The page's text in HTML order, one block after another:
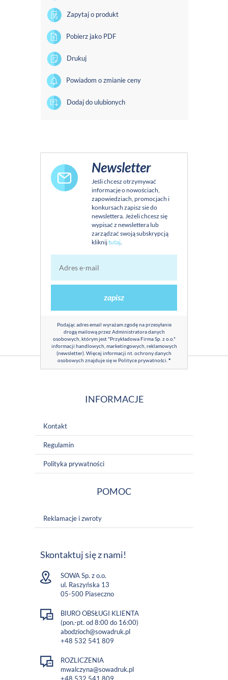
Zapytaj o produkt
Pobierz jako PDF
Drukuj
Powiadom o zmianie ceny
Dodaj do ulubionych
Newsletter
Jeśli chcesz otrzymywać
informacje o nowościach,
zapowiedziach, promocjach i
konkursach zapisz sie do
newslettera. Jeżeli chcesz się
wypisać z newslettera lub
zarządzać swoją subskrypcją
kliknijtutaj
zapisz
Podając adres email wyrażam zgodę na przesyłanie
drogą mailową przez Administratora danych
osobowych, którym jest "Przykładowa Firma Sp. z o.o."
informacji handlowych, marketingowych, reklamowych
(newsletter). Więcej informacji nt. ochrony danych
osobowych znajduje się w Polityce prywatności *
INFORMACJE
Kontakt
Regulamin
Polityka prywatności
POMOC
Reklamacje i zwroty
Skontaktuj się z nami!
SOWA Sp. z o.o.
ul. Raszyńska 13
05-500 Piaseczno
BIURO OBSŁUGI KLIENTA
(pon.-pt. od 8:00 do 16:00)
abodzioch@sowadruk.pl
+48 532 541 809
ROZLICZENIA
mwalczyna@sowadruk.pl